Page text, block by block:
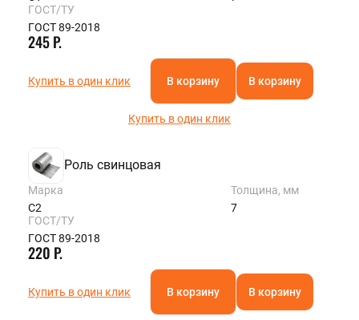
ГОСТ/ТУ
ГОСТ 89-2018
245 Р.
Купить в один клик В корзину В корзину
Купить в один клик
Роль свинцовая
Марка
С2
Толщина, мм
7
ГОСТ/ТУ
ГОСТ 89-2018
220 Р.
Купить в один клик В корзину В корзину